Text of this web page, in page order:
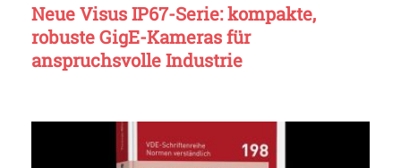
Neue Visus IP67-Serie: kompakte,
robuste GigE-Kameras für
anspruchsvolle Industrie